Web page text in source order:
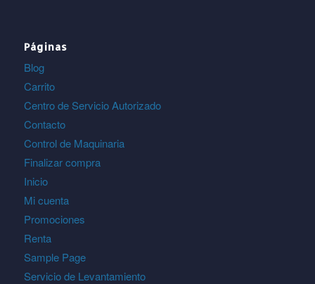
Páginas
Blog
Carrito
Centro de Servicio Autorizado
Contacto
Control de Maquinaria
Finalizar compra
Inicio
Mi cuenta
Promociones
Renta
Sample Page
Servicio de Levantamiento